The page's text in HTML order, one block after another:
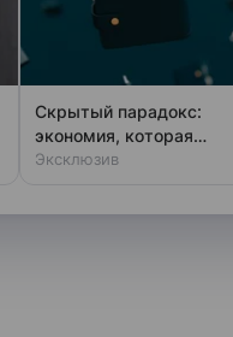
Скрытый парадокс:
экономия, которая
разоряет россиян
Эксклюзив